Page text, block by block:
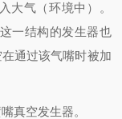
大气（环境中）。
一结构的发生器也
通过该气嘴时被加
真空发生器。